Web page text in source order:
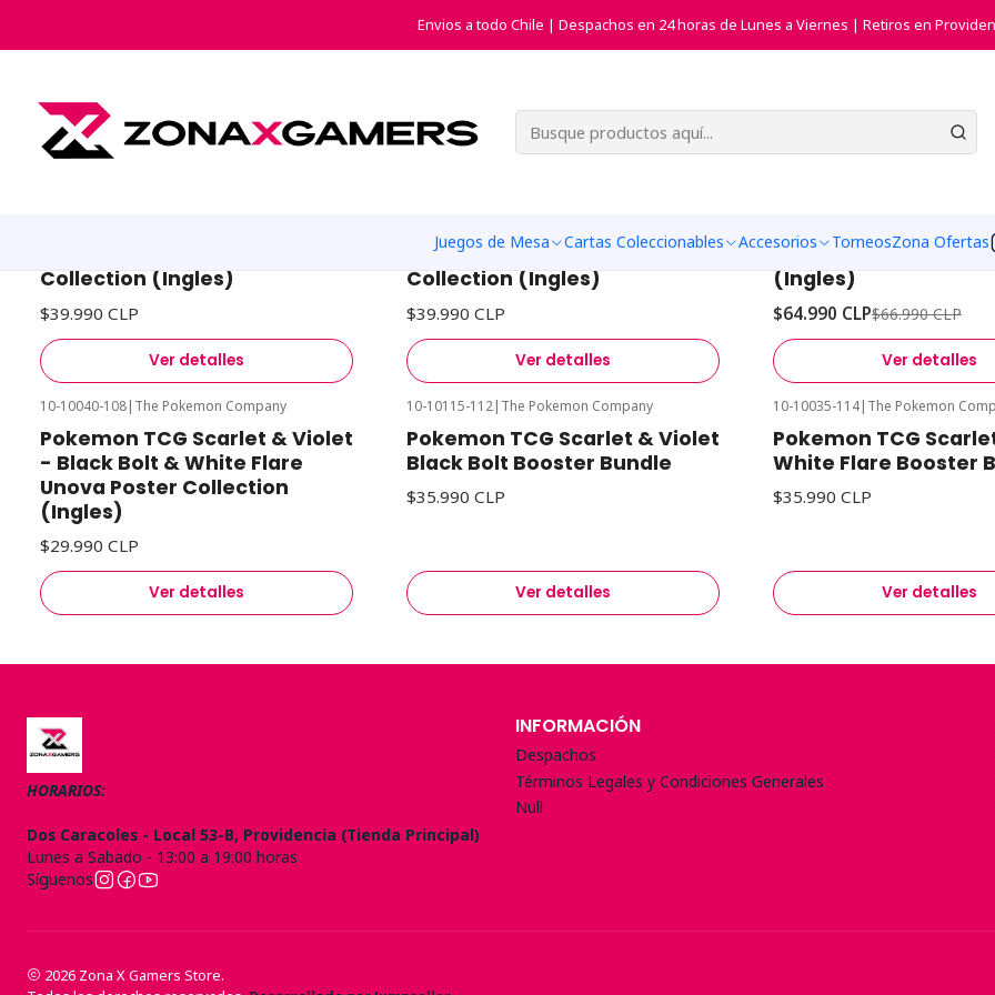
Juegos de Mesa Cartas Coleccionables Accesorios TorneosZona Ofertas
Envios a todo Chile | Despachos en 24 horas de Lunes a Viernes | Retiros en
Inicio Cartas Coleccionables Pokemon TCG Scarlet & Violet Black Bolt -
Scarlet & Violet Black Bolt - White Flare
Collection (Ingles)
$39.990 CLP
Ver detalles
Pokemon TCG Scarlet & Violet
- White Flare - Binder
Collection (Ingles)
$39.990 CLP
Ver detalles
Agotado
Pokemon TCG
Black Bolt Elite
(Ingles)
$64.990 CLP$66.990 CLP
Ver detalles
10-10040-108| The Pokemon Company
Pokemon TCG Scarlet & Violet
- Black Bolt & White Flare
Unova Poster Collection
(Ingles)
$29.990 CLP
Ver detalles
10-10115-112| The Pokemon Company
Pokemon TCG Scarlet & Violet
Black Bolt Booster Bundle
$35.990 CLP
Ver detalles
10-10035-114| The Pokemon
Pokemon TCG
White Flare Booster
$35.990 CLP
Ver detalles
HORARIOS:
Dos Caracoles - Local 53-B, Providencia (Tienda Principal)
Lunes a Sabado - 13:00 a 19:00 horas
Síguenos
INFORMACIÓN
Despachos
Términos Legales y Condiciones Generales
Null
2026 Zona X Gamers Store.